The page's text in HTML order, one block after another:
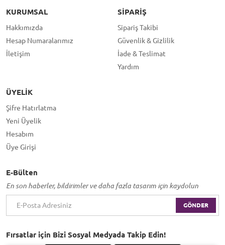
KURUMSAL
Hakkımızda
Hesap Numaralarımız
İletişim
SIPARIŞ
Sipariş Takibi
Güvenlik & Gizlilik
İade & Teslimat
Yardım
ÜYELIK
Şifre Hatırlatma
Yeni Üyelik
Hesabım
Üye Girişi
E-Bülten
En son haberler, bildirimler ve daha fazla tasarım için kaydolun
GÖNDER
Fırsatlar için Bizi Sosyal Medyada Takip Edin!